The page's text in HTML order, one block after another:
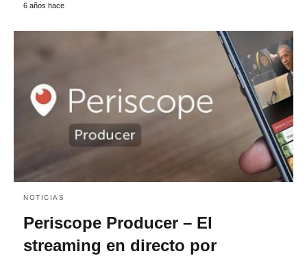
6 años hace
NOTICIAS
Periscope Producer – El
streaming en directo por